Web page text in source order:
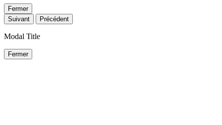
Fermer
Suivant
Précédent
Modal Title
Fermer